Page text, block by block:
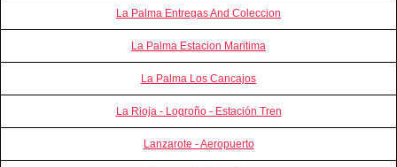
La Palma Entregas And Coleccion
La Palma Estacion Maritima
La Palma Los Cancajos
La Rioja - Logroño - Estación Tren
Lanzarote - Aeropuerto